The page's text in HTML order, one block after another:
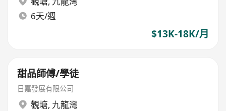
6天/週
$13K-18K/月
甜品師傅/學徒
日嘉發展有限公司
觀塘, 九龍灣